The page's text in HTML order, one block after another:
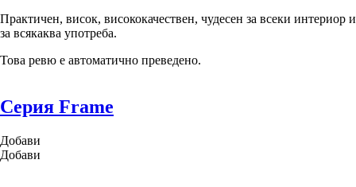
Практичен, висок, висококачествен, чудесен за всеки интериор и
за всякаква употреба.
Това ревю е автоматично преведено.
Серия Frame
Добави
Добави